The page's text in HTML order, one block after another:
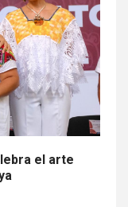
el arte